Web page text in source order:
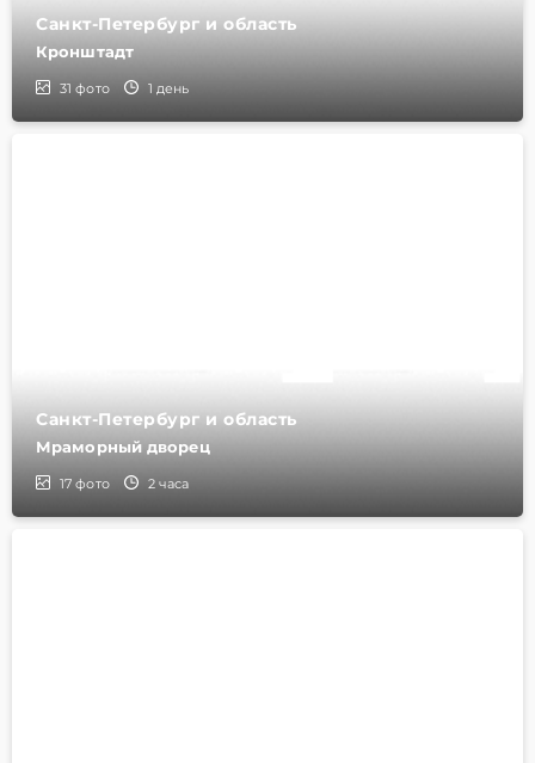
Санкт-Петербург и область
Кронштадт
31 фото 1 день
Санкт-Петербург и область
Мраморный дворец
17 фото 2 часа